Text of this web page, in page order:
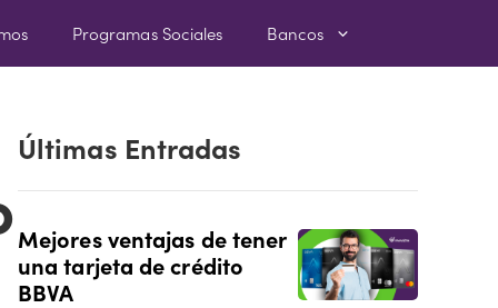
Programas Sociales Bancos
Últimas Entradas
Mejores ventajas de tener
una tarjeta de crédito
BBVA